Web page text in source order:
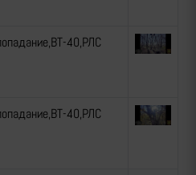
40,РЛС
40,РЛС